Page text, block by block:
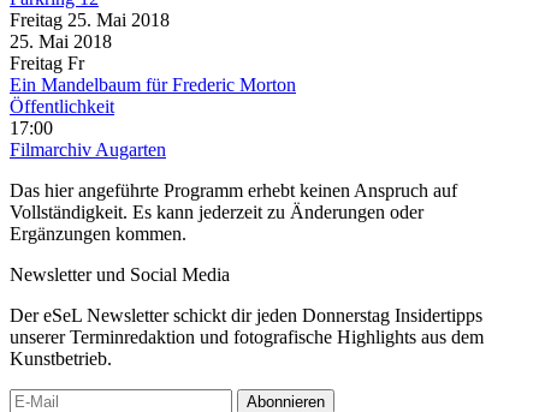
Freitag 25. Mai 2018
25. Mai 2018
Freitag Fr
Ein Mandelbaum für Frederic Morton
Öffentlichkeit
17:00
Filmarchiv Augarten
Das hier angeführte Programm erhebt keinen Anspruch auf
Vollständigkeit. Es kann jederzeit zu Änderungen oder
Ergänzungen kommen.
Newsletter und Social Media
Der eSeL Newsletter schickt dir jeden Donnerstag Insidertipps
unserer Terminredaktion und fotografische Highlights aus dem
Kunstbetrieb.
Abonnieren